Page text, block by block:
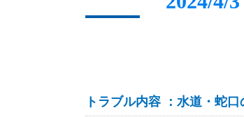
トラブル内容 ：水道・蛇